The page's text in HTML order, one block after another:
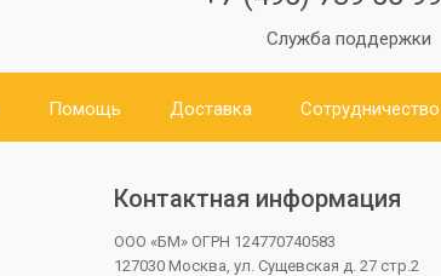
Служба поддержки
Помощь Доставка Сотрудничество
Контактная информация
ООО «БМ» ОГРН 124770740583
127030 Москва, ул. Сущевская д. 27 стр.2